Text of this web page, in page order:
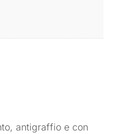
antigraffio e con